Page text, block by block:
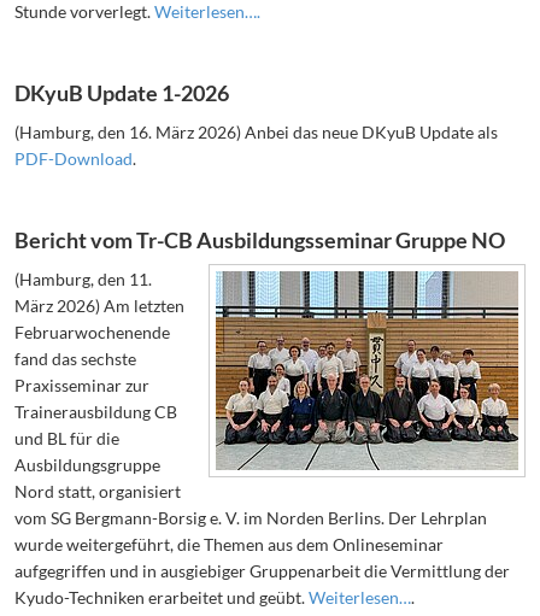
Stunde vorverlegt.Weiterlesen….
DKyuB Update 1-2026
(Hamburg, den 16. März 2026) Anbei das neue DKyuB Update als
PDF-Download.
Bericht vom Tr-CB Ausbildungsseminar Gruppe NO
(Hamburg, den 11.
März 2026) Am letzten
Februarwochenende
fand das sechste
Praxisseminar zur
Trainerausbildung CB
und BL für die
Ausbildungsgruppe
Nord statt, organisiert
vom SG Bergmann-Borsig e. V. im Norden Berlins. Der Lehrplan
wurde weitergeführt, die Themen aus dem Onlineseminar
aufgegriffen und in ausgiebiger Gruppenarbeit die Vermittlung der
Kyudo-Techniken erarbeitet und geübt.Weiterlesen….